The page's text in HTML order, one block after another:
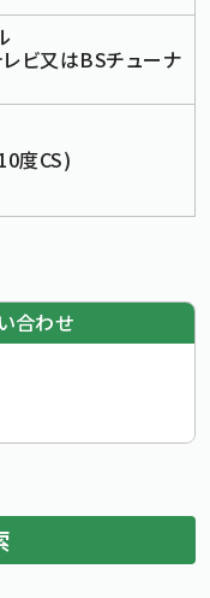
ビ又はBSチューナ
度CS)
合わせ